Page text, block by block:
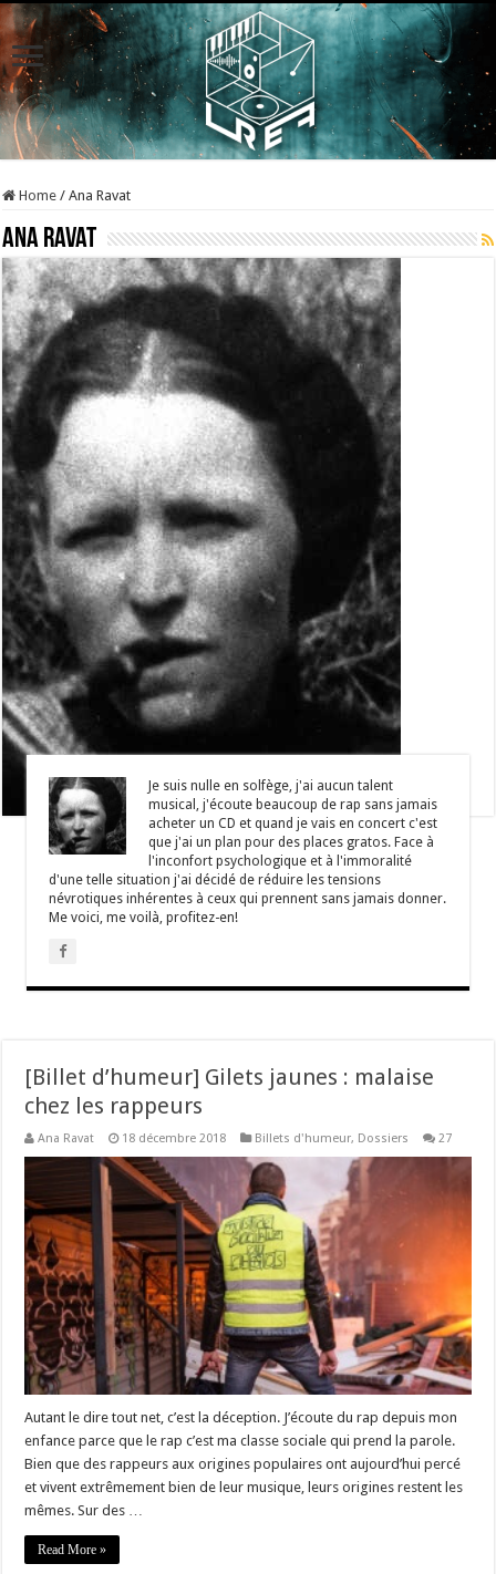
Home / Ana Ravat
Ana Ravat
Je suis nulle en solfège, j'ai aucun talent
musical, j'écoute beaucoup de rap sans jamais
acheter un CD et quand je vais en concert c'est
que j'ai un plan pour des places gratos. Face à
l'inconfort psychologique et à l'immoralité
d'une telle situation j'ai décidé de réduire les tensions
névrotiques inhérentes à ceux qui prennent sans jamais donner.
Me voici, me voilà, profitez-en!
[Billet d’humeur] Gilets jaunes : malaise
chez les rappeurs
Ana Ravat 18 décembre 2018 Billets d'humeur, Dossiers 27
Autant le dire tout net, c’est la déception. J’écoute du rap depuis mon
enfance parce que le rap c’est ma classe sociale qui prend la parole.
Bien que des rappeurs aux origines populaires ont aujourd’hui percé
et vivent extrêmement bien de leur musique, leurs origines restent les
mêmes. Sur des …
Read More »